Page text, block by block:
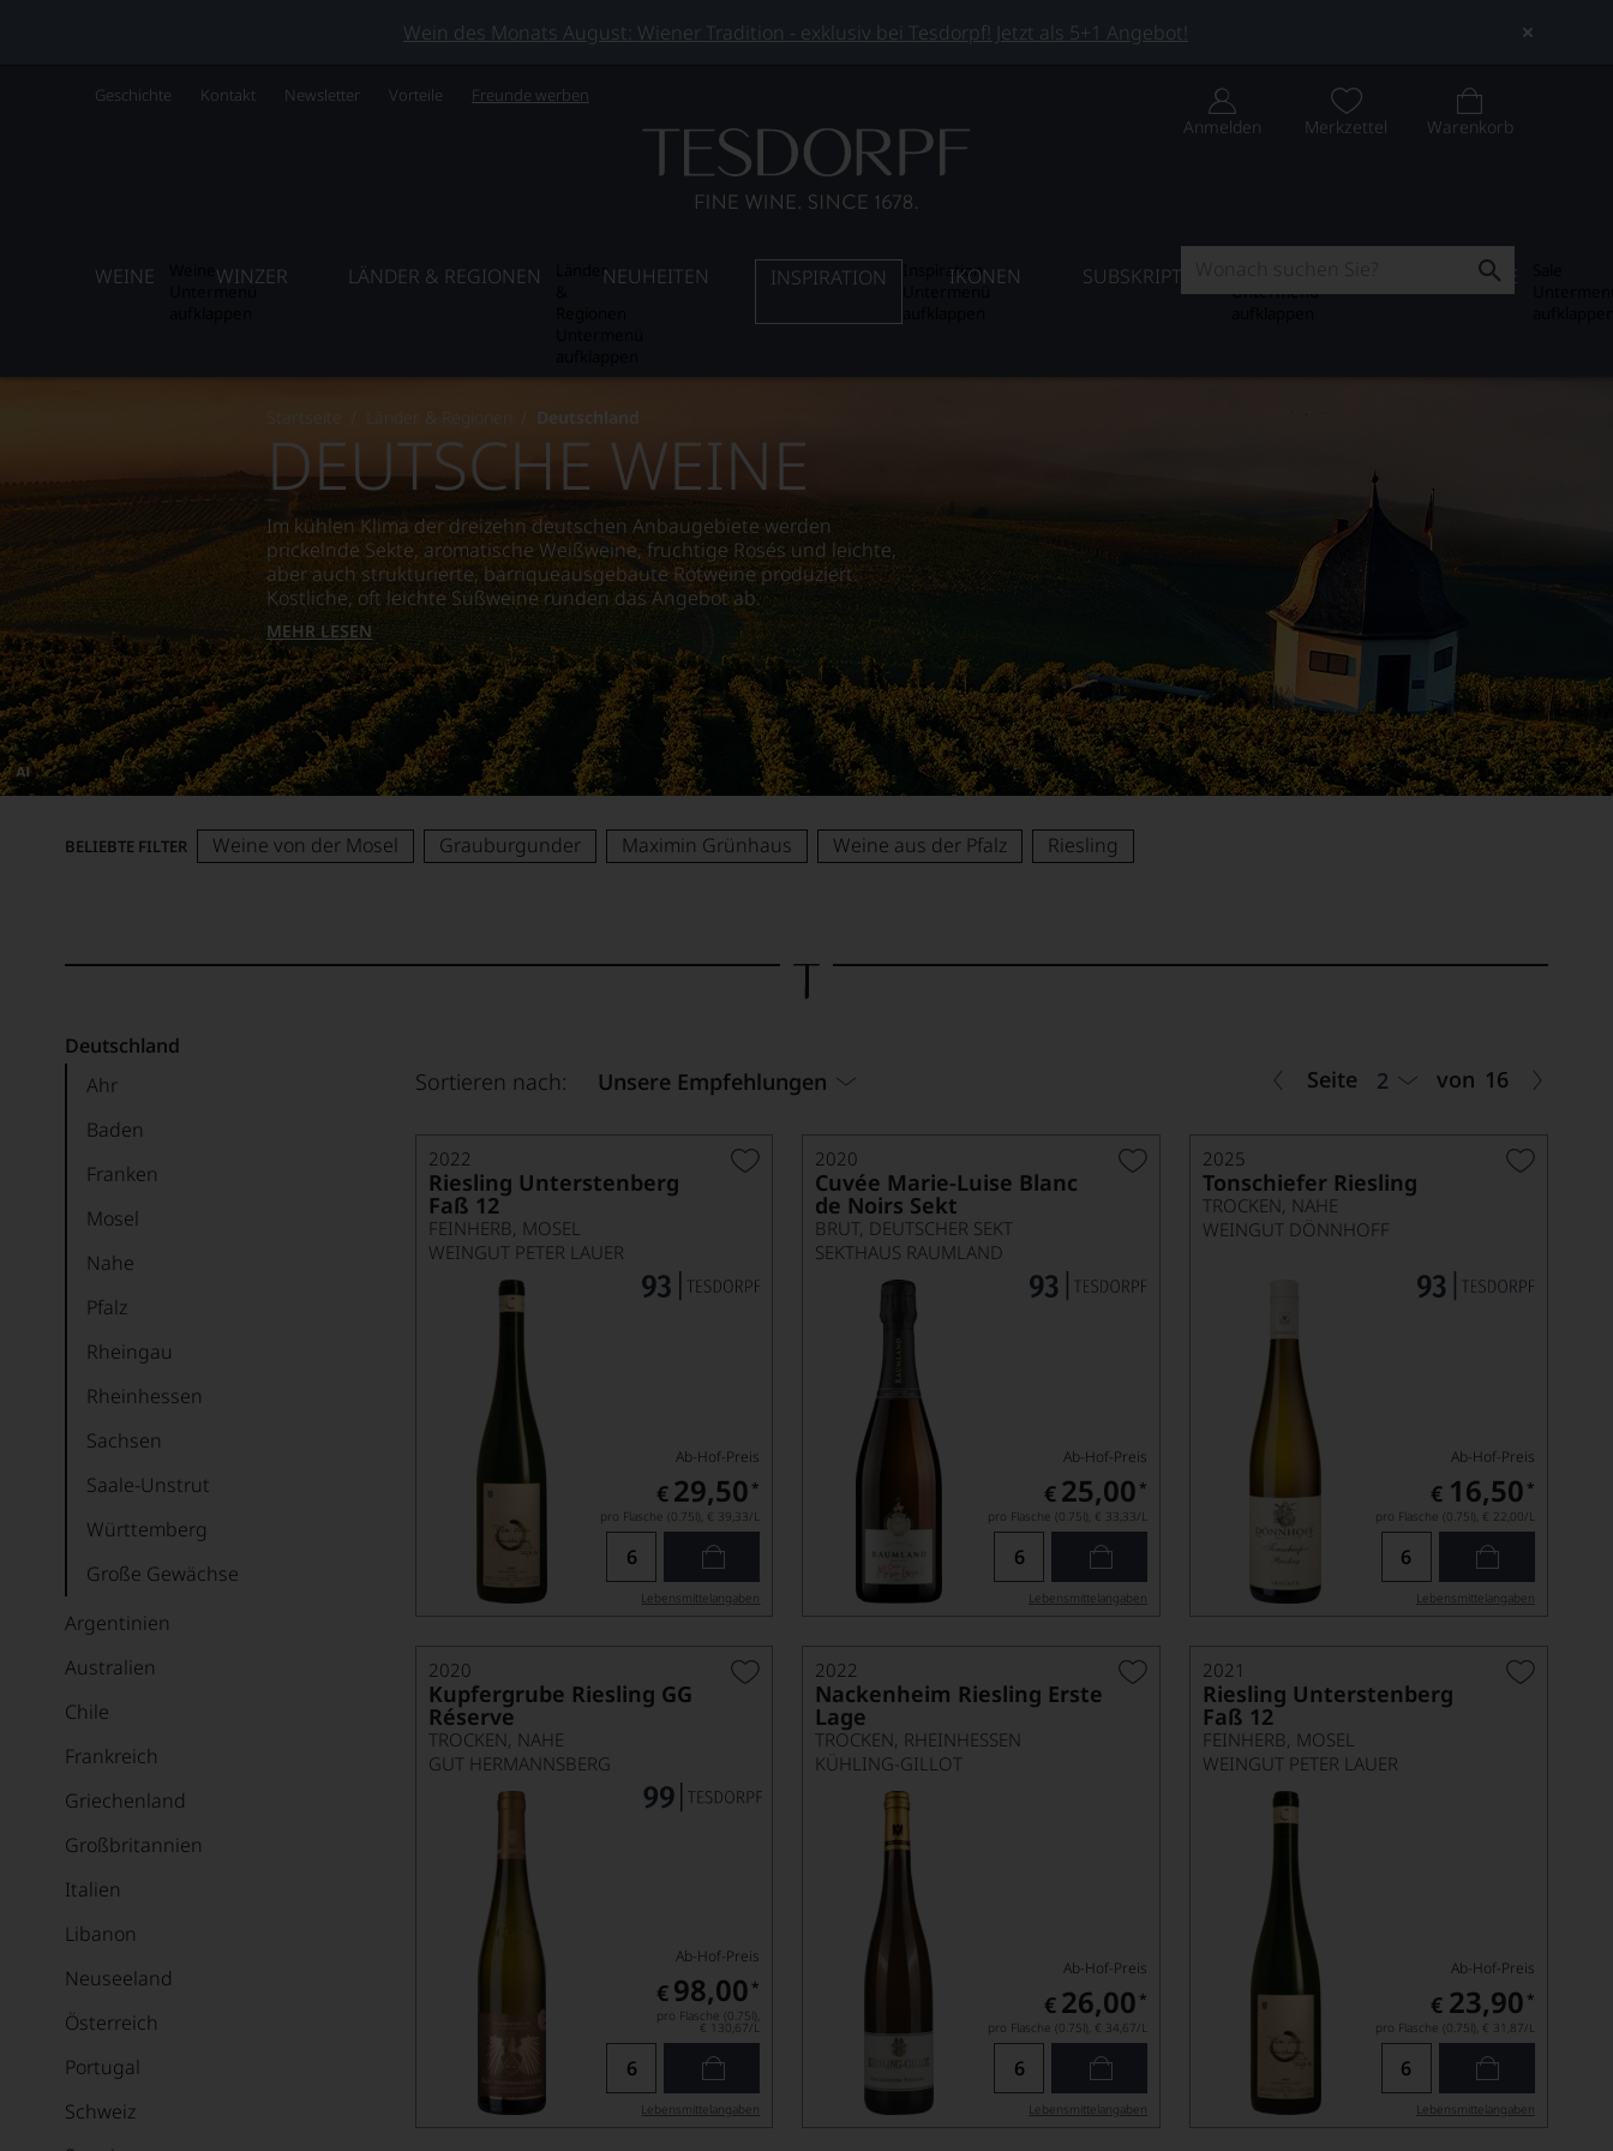
Wein des Monats August: Wiener Tradition - exklusiv bei Tesdorpf! Jetzt als 5+1 Angebot!
Geschichte Kontakt Newsletter Vorteile Freunde werben
Anmelden Merkzettel Warenkorb
WEINE WINZER LÄNDER & REGIONEN
LänderNEUHEITEN INSPIRATION
InspirationIKONEN SUBSKRIPTION
Untermenü
SALE
Startseite Länder & Regionen Deutschland
Dieses
mithilfe
DEUTSCHE WEINE
Im kühlen Klima der dreizehn deutschen Anbaugebiete werden
prickelnde Sekte, aromatische Weißweine, fruchtige Rosés und leichte,
aber auch strukturierte, barriqueausgebaute Rotweine produziert.
Köstliche, oft leichte Süßweine runden das Angebot ab.
MEHR LESEN
BELIEBTE FILTER Weine von der Mosel Grauburgunder Maximin Grünhaus Weine aus der Pfalz Riesling
Deutschland
Ahr
Baden
Franken
Mosel
Nahe
Pfalz
Rheingau
Rheinhessen
Sachsen
Saale-Unstrut
Württemberg
Große Gewächse
Argentinien
Australien
Chile
Frankreich
Griechenland
Großbritannien
Italien
Libanon
Neuseeland
Österreich
Portugal
Schweiz
Sortieren nach: Unsere Empfehlungen Seite 2 von 16
2022
Riesling Unterstenberg
Faß 12
FEINHERB, MOSEL
WEINGUT PETER LAUER
Ab-Hof-Preis
€ 29,50 *
pro Flasche (0.75l), € 39,33/L
Lebensmittel­angaben
2020
Cuvée Marie-Luise Blanc
de Noirs Sekt
BRUT, DEUTSCHER SEKT
SEKTHAUS RAUMLAND
Ab-Hof-Preis
€ 25,00 *
pro Flasche (0.75l), € 33,33/L
Lebensmittel­angaben
2025
Tonschiefer Riesling
TROCKEN, NAHE
WEINGUT DÖNNHOFF
Ab-Hof-Preis
€ 16,50 *
pro Flasche (0.75l), € 22,00/L
Lebensmittel­angaben
2020
Kupfergrube Riesling GG
Réserve
TROCKEN, NAHE
GUT HERMANNSBERG
Ab-Hof-Preis
€ 98,00 *
pro Flasche (0.75l),
€ 130,67/L
Lebensmittel­angaben
2022
Nackenheim Riesling Erste
Lage
TROCKEN, RHEINHESSEN
KÜHLING-GILLOT
Ab-Hof-Preis
€ 26,00 *
pro Flasche (0.75l), € 34,67/L
Lebensmittel­angaben
2021
Riesling Unterstenberg
Faß 12
FEINHERB, MOSEL
WEINGUT PETER LAUER
Ab-Hof-Preis
€ 23,90 *
pro Flasche (0.75l), € 31,87/L
Lebensmittel­angaben